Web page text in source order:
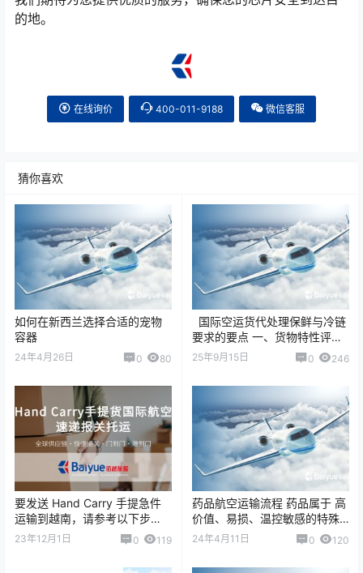
的地。
在线询价 400-011-9188 微信客服
猜你喜欢
如何在新西兰选择合适的宠物
容器
24年4月26日 0 80
国际空运货代处理保鲜与冷链
要求的要点 一、货物特性评估
在运输前，货代需要先明确货
物的具体属性： 类别：生…
25年9月15日 0 246
要发送 Hand Carry 手提急件
运输到越南，请参考以下步
骤： 1. 选择一家靠谱的 Hand
23年12月1日 0 119
药品航空运输流程 药品属于 高
价值、易损、温控敏感的特殊
货物，在空运过程中需要严格
遵守运输规范，以确保药品质
量和安全。 …
24年4月11日 0 120